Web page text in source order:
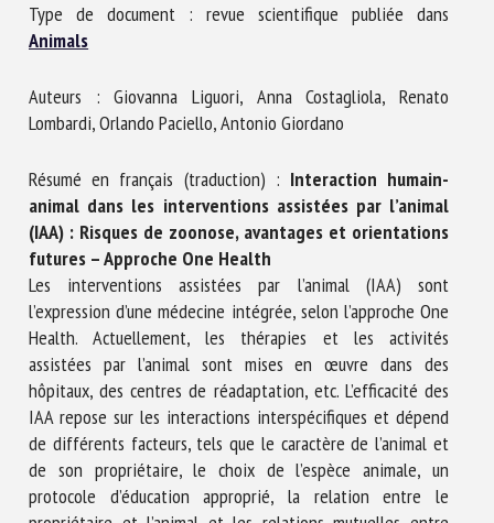
Type de document : revue scientifique publiée dans
Animals
Auteurs : Giovanna Liguori, Anna Costagliola, Renato
Lombardi, Orlando Paciello, Antonio Giordano
Résumé en français (traduction) : Interaction humain-
animal dans les interventions assistées par l’animal
(IAA) : Risques de zoonose, avantages et orientations
futures – Approche One Health
Les interventions assistées par l’animal (IAA) sont
l’expression d’une médecine intégrée, selon l’approche One
Health. Actuellement, les thérapies et les activités
assistées par l’animal sont mises en œuvre dans des
hôpitaux, des centres de réadaptation, etc. L’efficacité des
IAA repose sur les interactions interspécifiques et dépend
de différents facteurs, tels que le caractère de l’animal et
de son propriétaire, le choix de l’espèce animale, un
protocole d’éducation approprié, la relation entre le
E-mail *
En soumettant ce formulaire, j'accepte que les
informations saisies soient utilisées dans le cadre de la
relation avec le CNR BEA. *
Les champs suivis de * sont obligatoires